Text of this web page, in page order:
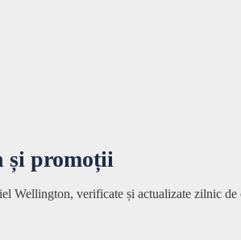
și promoții
Wellington, verificate și actualizate zilnic